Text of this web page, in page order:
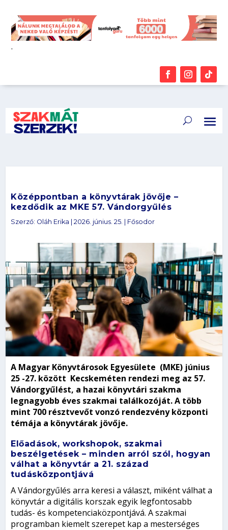
.
Középpontban a könyvtárak jövője –
kezdődik az MKE 57. Vándorgyűlés
Szerző: Oláh Erika |2026. június. 25. Fősodor
A Magyar Könyvtárosok Egyesülete (MKE) június
25 -27. között Kecskeméten rendezi meg az 57.
Vándorgyűlést, a hazai könyvtári szakma
legnagyobb éves szakmai találkozóját. A több
mint 700 résztvevőt vonzó rendezvény központi
témája a könyvtárak jövője.
Előadások, workshopok, szakmai
beszélgetések – minden arról szól, hogyan
válhat a könyvtár a 21. század
tudásközpontjává
A Vándorgyűlés arra keresi a választ, miként válhat a
könyvtár a digitális korszak egyik legfontosabb
tudás- és kompetenciaközpontjává. A szakmai
programban kiemelt szerepet kap a mesterséges